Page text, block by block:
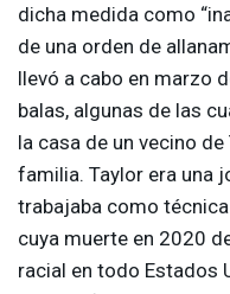
dicha medida como
de una orden de
llevó a cabo en marzo
balas, algunas de las
la casa de un vecino
familia. Taylor era una
trabajaba como
cuya muerte en 2020
racial en todo Estados